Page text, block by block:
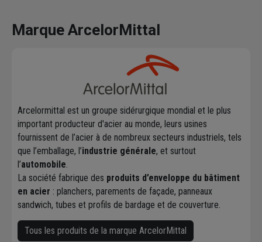
Marque ArcelorMittal
Arcelormittal est un groupe sidérurgique mondial et le plus
important producteur d'acier au monde, leurs usines
fournissent de l’acier à de nombreux secteurs industriels, tels
que l’emballage, l’industrie générale, et surtout
l’automobile
La société fabrique des produits d’enveloppe du bâtiment
en acier : planchers, parements de façade, panneaux
sandwich, tubes et profils de bardage et de couverture.
Tous les produits de la marque ArcelorMittal